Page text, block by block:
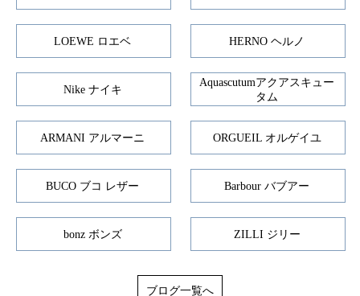
LOEWE ロエベ HERNO ヘルノ
Nike ナイキ
Aquascutumアクアスキュー
タム
ARMANI アルマーニ ORGUEIL オルゲイユ
BUCO ブコ レザー Barbour バブアー
bonz ボンズ ZILLI ジリー
ブログ一覧へ